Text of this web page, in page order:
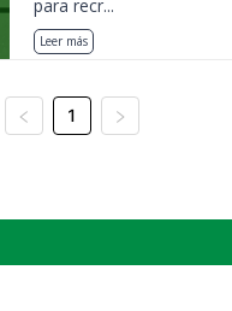
para recr...
Leer más
1